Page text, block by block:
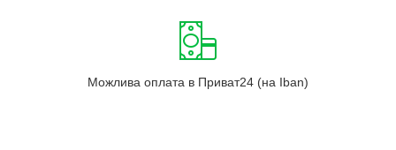
Можлива оплата в Приват24 (на Iban)